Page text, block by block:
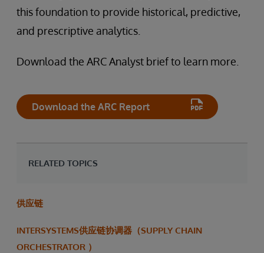
this foundation to provide historical, predictive,
and prescriptive analytics.
Download the ARC Analyst brief to learn more.
Download the ARC Report
RELATED TOPICS
供应链
INTERSYSTEMS供应链协调器（SUPPLY CHAIN
ORCHESTRATOR ）